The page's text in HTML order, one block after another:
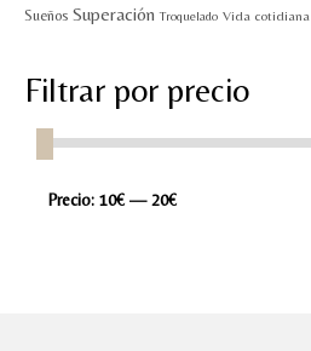
Sueños Superación Troquelado Vida cotidiana
Filtrar por precio
Precio
Precio
Precio: 10€ — 20€